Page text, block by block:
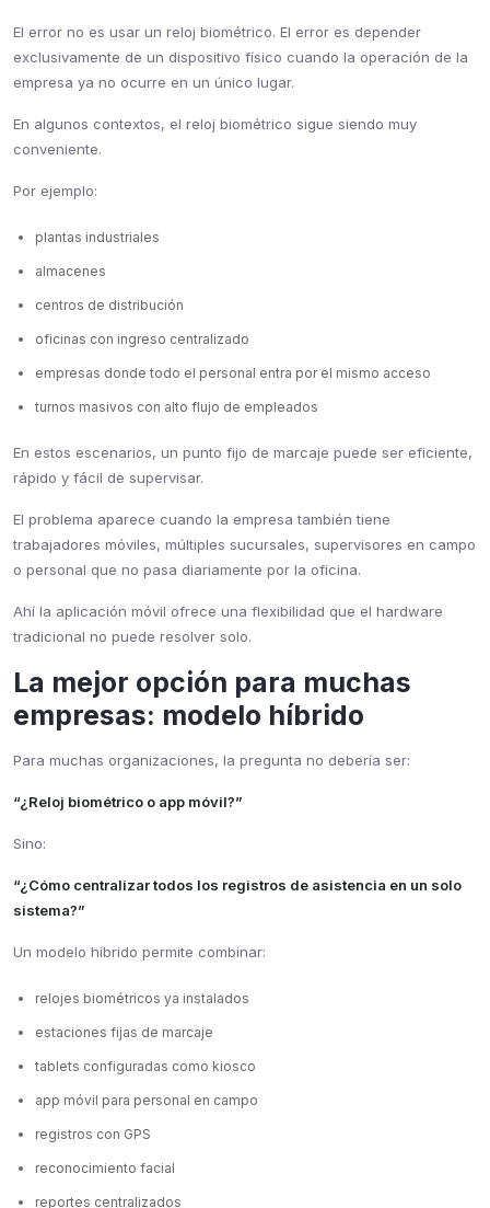
El error no es usar un reloj biométrico. El error es depender
exclusivamente de un dispositivo físico cuando la operación de la
empresa ya no ocurre en un único lugar.
En algunos contextos, el reloj biométrico sigue siendo muy
conveniente.
Por ejemplo:
plantas industriales
almacenes
centros de distribución
oficinas con ingreso centralizado
empresas donde todo el personal entra por el mismo acceso
turnos masivos con alto flujo de empleados
En estos escenarios, un punto fijo de marcaje puede ser eficiente,
rápido y fácil de supervisar.
El problema aparece cuando la empresa también tiene
trabajadores móviles, múltiples sucursales, supervisores en campo
o personal que no pasa diariamente por la oficina.
Ahí la aplicación móvil ofrece una flexibilidad que el hardware
tradicional no puede resolver solo.
La mejor opción para muchas
empresas: modelo híbrido
Para muchas organizaciones, la pregunta no debería ser:
“¿Reloj biométrico o app móvil?”
Sino:
“¿Cómo centralizar todos los registros de asistencia en un solo
sistema?”
Un modelo híbrido permite combinar:
relojes biométricos ya instalados
estaciones fijas de marcaje
tablets configuradas como kiosco
app móvil para personal en campo
registros con GPS
reconocimiento facial
reportes centralizados